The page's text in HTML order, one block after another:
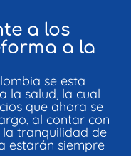
a los
a la
se esta
la salud, la cual
que ahora se
al contar con
tranquilidad de
estarán siempre